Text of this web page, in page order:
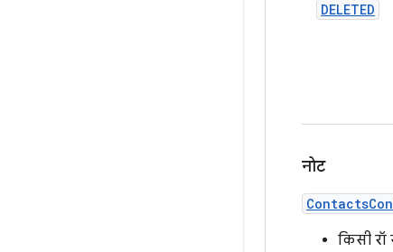
DELETED
नोट
किसी रॉ